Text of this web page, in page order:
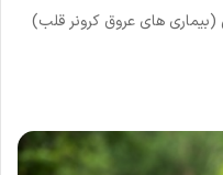
های عروق کرونر قلب)